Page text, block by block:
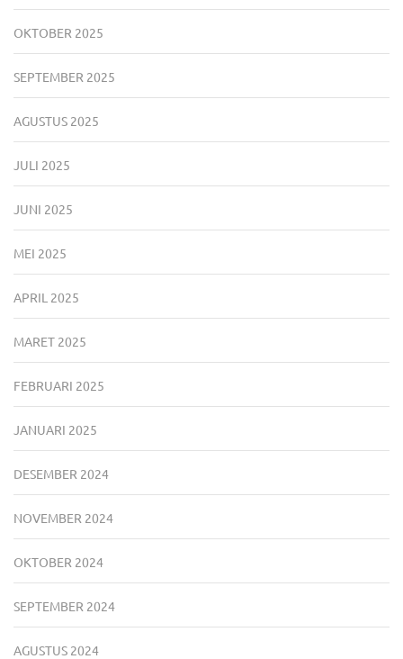
OKTOBER 2025
SEPTEMBER 2025
AGUSTUS 2025
JULI 2025
JUNI 2025
MEI 2025
APRIL 2025
MARET 2025
FEBRUARI 2025
JANUARI 2025
DESEMBER 2024
NOVEMBER 2024
OKTOBER 2024
SEPTEMBER 2024
AGUSTUS 2024